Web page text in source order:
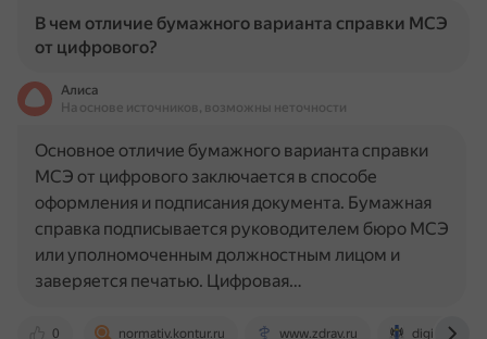
В чем отличие бумажного варианта справки МСЭ
от цифрового?
Алиса
На основе источников, возможны неточности
0 normativ.kontur.ru www.zdrav.ru digit.nso.ru
Основное отличие бумажного варианта справки
МСЭ от цифрового заключается в способе
оформления и подписания документа. Бумажная
справка подписывается руководителем бюро МСЭ
или уполномоченным должностным лицом и
заверяется печатью. Цифровая…